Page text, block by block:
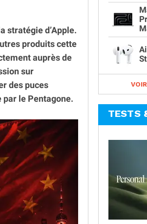
stratégie d’Apple.
produits cette
auprès de
sur
des puces
le Pentagone.
TESTS